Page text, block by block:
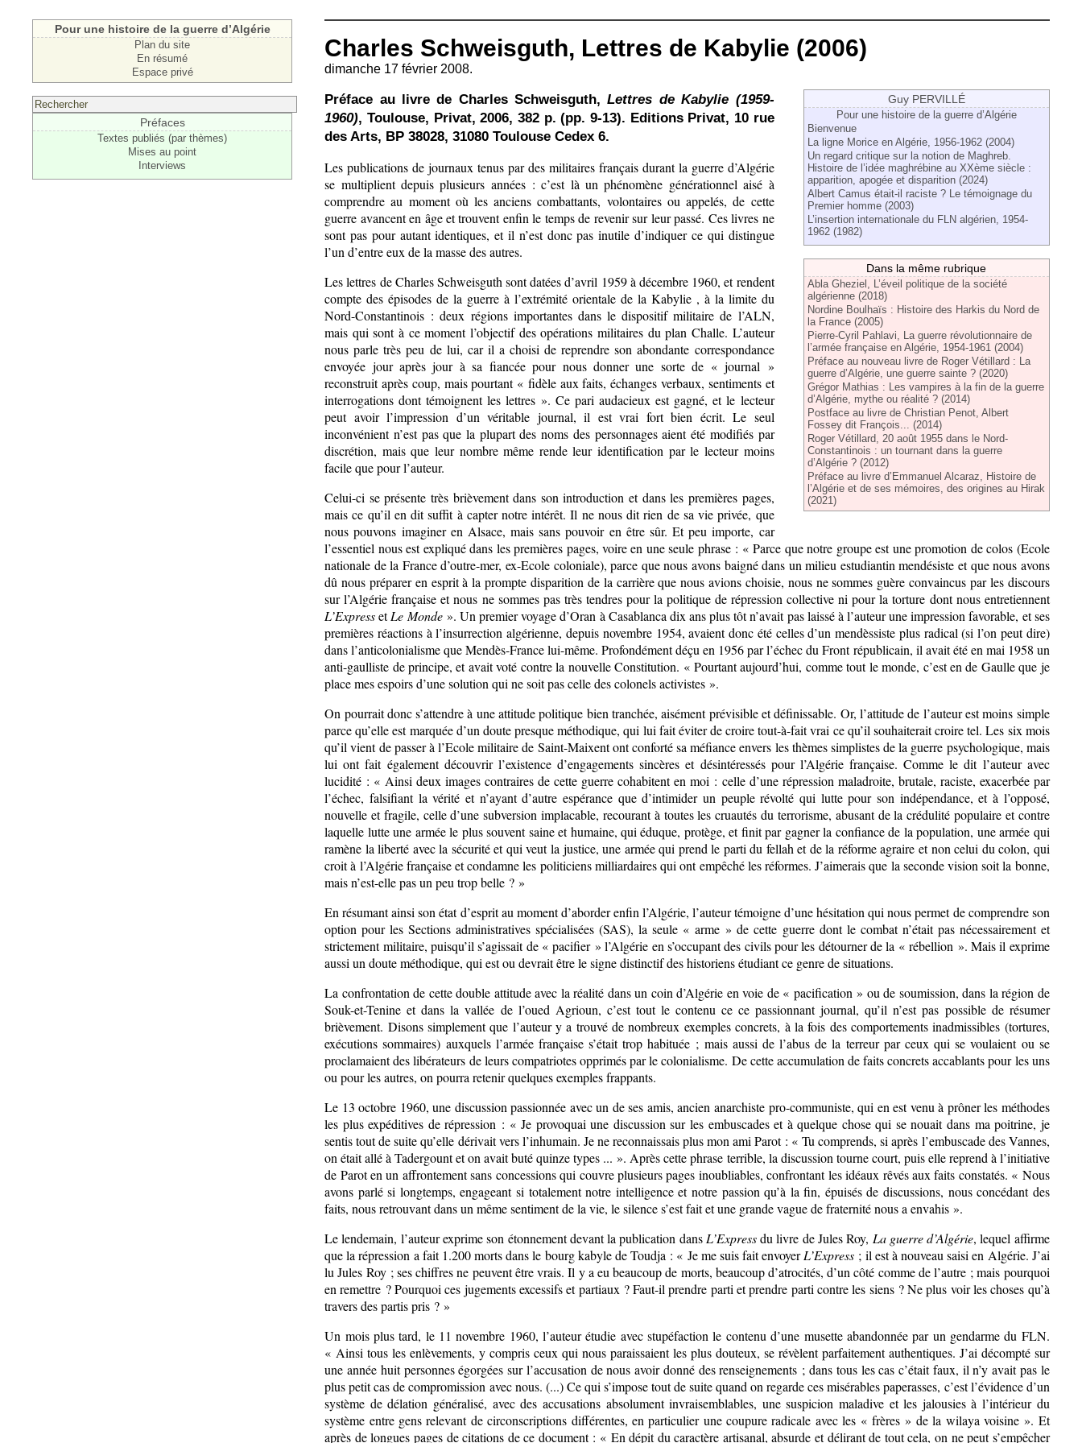
Pour une histoire de la guerre d’Algérie
Plan du site
En résumé
Espace privé
Préfaces
Textes publiés (par thèmes)
Mises au point
Interviews
Charles Schweisguth, Lettres de Kabylie (2006)
dimanche 17 février 2008.
Guy PERVILLÉ
Pour une histoire de la guerre d’Algérie
Bienvenue
La ligne Morice en Algérie, 1956-1962 (2004)
Un regard critique sur la notion de Maghreb.
Histoire de l’idée maghrébine au XXème siècle :
apparition, apogée et disparition (2024)
Albert Camus était-il raciste ? Le témoignage du
Premier homme (2003)
L’insertion internationale du FLN algérien, 1954-
1962 (1982)
Dans la même rubrique
Abla Gheziel, L’éveil politique de la société
algérienne (2018)
Nordine Boulhaïs : Histoire des Harkis du Nord de
la France (2005)
Pierre-Cyril Pahlavi, La guerre révolutionnaire de
l’armée française en Algérie, 1954-1961 (2004)
Préface au nouveau livre de Roger Vétillard : La
guerre d’Algérie, une guerre sainte ? (2020)
Grégor Mathias : Les vampires à la fin de la guerre
d’Algérie, mythe ou réalité ? (2014)
Postface au livre de Christian Penot, Albert
Fossey dit François... (2014)
Roger Vétillard, 20 août 1955 dans le Nord-
Constantinois : un tournant dans la guerre
d’Algérie ? (2012)
Préface au livre d’Emmanuel Alcaraz, Histoire de
l’Algérie et de ses mémoires, des origines au Hirak
(2021)
Préface au livre de Charles Schweisguth,Lettres de Kabylie (1959-
1960), Toulouse, Privat, 2006, 382 p. (pp. 9-13). Editions Privat, 10 rue
des Arts, BP 38028, 31080 Toulouse Cedex 6.
Les publications de journaux tenus par des militaires français durant la guerre d’Algérie
se multiplient depuis plusieurs années : c’est là un phénomène générationnel aisé à
comprendre au moment où les anciens combattants, volontaires ou appelés, de cette
guerre avancent en âge et trouvent enfin le temps de revenir sur leur passé. Ces livres ne
sont pas pour autant identiques, et il n’est donc pas inutile d’indiquer ce qui distingue
l’un d’entre eux de la masse des autres.
Les lettres de Charles Schweisguth sont datées d’avril 1959 à décembre 1960, et rendent
compte des épisodes de la guerre à l’extrémité orientale de la Kabylie , à la limite du
Nord-Constantinois : deux régions importantes dans le dispositif militaire de l’ALN,
mais qui sont à ce moment l’objectif des opérations militaires du plan Challe. L’auteur
nous parle très peu de lui, car il a choisi de reprendre son abondante correspondance
envoyée jour après jour à sa fiancée pour nous donner une sorte de « journal »
reconstruit après coup, mais pourtant « fidèle aux faits, échanges verbaux, sentiments et
interrogations dont témoignent les lettres ». Ce pari audacieux est gagné, et le lecteur
peut avoir l’impression d’un véritable journal, il est vrai fort bien écrit. Le seul
inconvénient n’est pas que la plupart des noms des personnages aient été modifiés par
discrétion, mais que leur nombre même rende leur identification par le lecteur moins
facile que pour l’auteur.
Celui-ci se présente très brièvement dans son introduction et dans les premières pages,
mais ce qu’il en dit suffit à capter notre intérêt. Il ne nous dit rien de sa vie privée, que
nous pouvons imaginer en Alsace, mais sans pouvoir en être sûr. Et peu importe, car
l’essentiel nous est expliqué dans les premières pages, voire en une seule phrase : « Parce que notre groupe est une promotion de colos (Ecole
nationale de la France d’outre-mer, ex-Ecole coloniale), parce que nous avons baigné dans un milieu estudiantin mendésiste et que nous avons
dû nous préparer en esprit à la prompte disparition de la carrière que nous avions choisie, nous ne sommes guère convaincus par les discours
sur l’Algérie française et nous ne sommes pas très tendres pour la politique de répression collective ni pour la torture dont nous entretiennent
L’ExpressetLe Monde». Un premier voyage d’Oran à Casablanca dix ans plus tôt n’avait pas laissé à l’auteur une impression favorable, et ses
premières réactions à l’insurrection algérienne, depuis novembre 1954, avaient donc été celles d’un mendèssiste plus radical (si l’on peut dire)
dans l’anticolonialisme que Mendès-France lui-même. Profondément déçu en 1956 par l’échec du Front républicain, il avait été en mai 1958 un
anti-gaulliste de principe, et avait voté contre la nouvelle Constitution. « Pourtant aujourd’hui, comme tout le monde, c’est en de Gaulle que je
place mes espoirs d’une solution qui ne soit pas celle des colonels activistes ».
On pourrait donc s’attendre à une attitude politique bien tranchée, aisément prévisible et définissable. Or, l’attitude de l’auteur est moins simple
parce qu’elle est marquée d’un doute presque méthodique, qui lui fait éviter de croire tout-à-fait vrai ce qu’il souhaiterait croire tel. Les six mois
qu’il vient de passer à l’Ecole militaire de Saint-Maixent ont conforté sa méfiance envers les thèmes simplistes de la guerre psychologique, mais
lui ont fait également découvrir l’existence d’engagements sincères et désintéressés pour l’Algérie française. Comme le dit l’auteur avec
lucidité : « Ainsi deux images contraires de cette guerre cohabitent en moi : celle d’une répression maladroite, brutale, raciste, exacerbée par
l’échec, falsifiant la vérité et n’ayant d’autre espérance que d’intimider un peuple révolté qui lutte pour son indépendance, et à l’opposé,
nouvelle et fragile, celle d’une subversion implacable, recourant à toutes les cruautés du terrorisme, abusant de la crédulité populaire et contre
laquelle lutte une armée le plus souvent saine et humaine, qui éduque, protège, et finit par gagner la confiance de la population, une armée qui
ramène la liberté avec la sécurité et qui veut la justice, une armée qui prend le parti du fellah et de la réforme agraire et non celui du colon, qui
croit à l’Algérie française et condamne les politiciens milliardaires qui ont empêché les réformes. J’aimerais que la seconde vision soit la bonne,
mais n’est-elle pas un peu trop belle ? »
En résumant ainsi son état d’esprit au moment d’aborder enfin l’Algérie, l’auteur témoigne d’une hésitation qui nous permet de comprendre son
option pour les Sections administratives spécialisées (SAS), la seule « arme » de cette guerre dont le combat n’était pas nécessairement et
strictement militaire, puisqu’il s’agissait de « pacifier » l’Algérie en s’occupant des civils pour les détourner de la « rébellion ». Mais il exprime
aussi un doute méthodique, qui est ou devrait être le signe distinctif des historiens étudiant ce genre de situations.
La confrontation de cette double attitude avec la réalité dans un coin d’Algérie en voie de « pacification » ou de soumission, dans la région de
Souk-et-Tenine et dans la vallée de l’oued Agrioun, c’est tout le contenu ce ce passionnant journal, qu’il n’est pas possible de résumer
brièvement. Disons simplement que l’auteur y a trouvé de nombreux exemples concrets, à la fois des comportements inadmissibles (tortures,
exécutions sommaires) auxquels l’armée française s’était trop habituée ; mais aussi de l’abus de la terreur par ceux qui se voulaient ou se
proclamaient des libérateurs de leurs compatriotes opprimés par le colonialisme. De cette accumulation de faits concrets accablants pour les uns
ou pour les autres, on pourra retenir quelques exemples frappants.
Le 13 octobre 1960, une discussion passionnée avec un de ses amis, ancien anarchiste pro-communiste, qui en est venu à prôner les méthodes
les plus expéditives de répression : « Je provoquai une discussion sur les embuscades et à quelque chose qui se nouait dans ma poitrine, je
sentis tout de suite qu’elle dérivait vers l’inhumain. Je ne reconnaissais plus mon ami Parot : « Tu comprends, si après l’embuscade des Vannes,
on était allé à Tadergount et on avait buté quinze types ... ». Après cette phrase terrible, la discussion tourne court, puis elle reprend à l’initiative
de Parot en un affrontement sans concessions qui couvre plusieurs pages inoubliables, confrontant les idéaux rêvés aux faits constatés. « Nous
avons parlé si longtemps, engageant si totalement notre intelligence et notre passion qu’à la fin, épuisés de discussions, nous concédant des
faits, nous retrouvant dans un même sentiment de la vie, le silence s’est fait et une grande vague de fraternité nous a envahis ».
Le lendemain, l’auteur exprime son étonnement devant la publication dans L’Expressdu livre de Jules Roy, La guerre d’Algérie, lequel affirme
que la répression a fait 1.200 morts dans le bourg kabyle de Toudja : « Je me suis fait envoyerL’Express ; il est à nouveau saisi en Algérie. J’ai
lu Jules Roy ; ses chiffres ne peuvent être vrais. Il y a eu beaucoup de morts, beaucoup d’atrocités, d’un côté comme de l’autre ; mais pourquoi
en remettre ? Pourquoi ces jugements excessifs et partiaux ? Faut-il prendre parti et prendre parti contre les siens ? Ne plus voir les choses qu’à
travers des partis pris ? »
Un mois plus tard, le 11 novembre 1960, l’auteur étudie avec stupéfaction le contenu d’une musette abandonnée par un gendarme du FLN.
« Ainsi tous les enlèvements, y compris ceux qui nous paraissaient les plus douteux, se révèlent parfaitement authentiques. J’ai décompté sur
une année huit personnes égorgées sur l’accusation de nous avoir donné des renseignements ; dans tous les cas c’était faux, il n’y avait pas le
plus petit cas de compromission avec nous. (...) Ce qui s’impose tout de suite quand on regarde ces misérables paperasses, c’est l’évidence d’un
système de délation généralisé, avec des accusations absolument invraisemblables, une suspicion maladive et les jalousies à l’intérieur du
système entre gens relevant de circonscriptions différentes, en particulier une coupure radicale avec les « frères » de la wilaya voisine ». Et
après de longues pages de citations de ce document : « En dépit du caractère artisanal, absurde et délirant de tout cela, on ne peut s’empêcher